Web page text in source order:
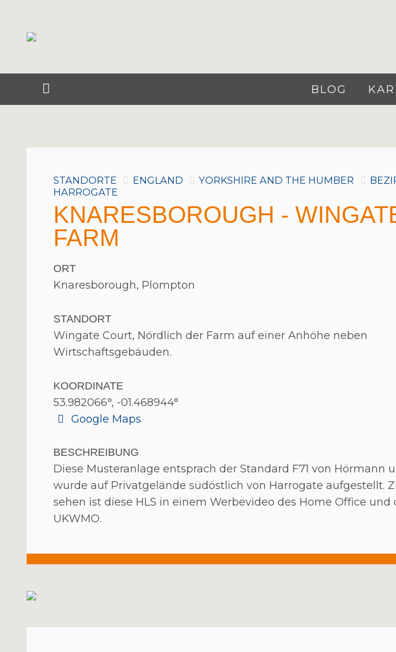
BLOG
STANDORTE ENGLAND YORKSHIRE AND THE HUMBER
HARROGATE
KNARESBOROUGH -
FARM
ORT
Knaresborough, Plompton
STANDORT
Wingate Court, Nördlich der Farm auf einer Anhöhe neben
Wirtschaftsgebäuden.
KOORDINATE
53.982066°, -01.468944°
Google Maps
BESCHREIBUNG
Diese Musteranlage entsprach der Standard F71 von Hörmann
wurde auf Privatgelände südöstlich von Harrogate aufgestellt.
sehen ist diese HLS in einem Werbevideo des Home Office und
UKWMO.